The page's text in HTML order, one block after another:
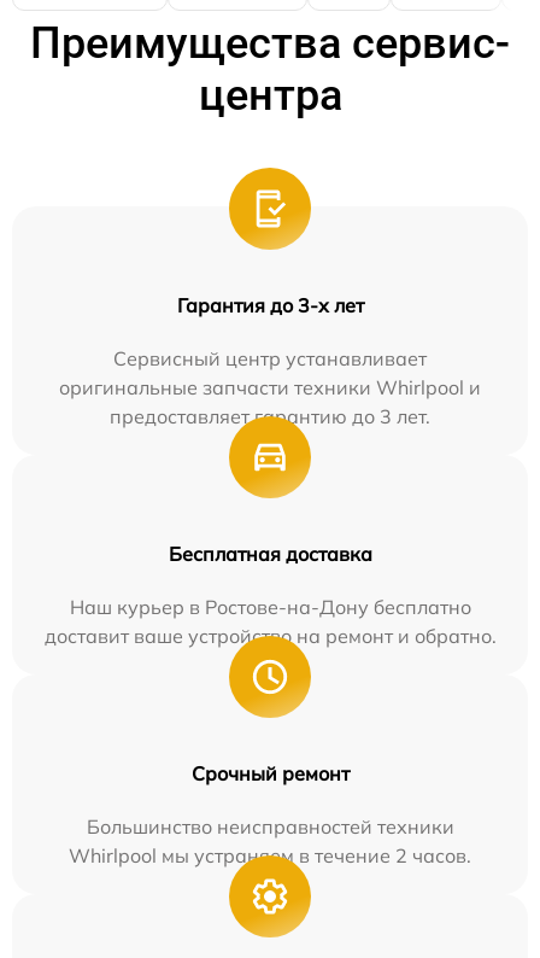
Преимущества сервис-
центра
Гарантия до 3-х лет
Сервисный центр устанавливает
оригинальные запчасти техники Whirlpool и
предоставляет гарантию до 3 лет.
Бесплатная доставка
Наш курьер в Ростове-на-Дону бесплатно
доставит ваше устройство на ремонт и обратно.
Срочный ремонт
Большинство неисправностей техники
Whirlpool мы устраняем в течение 2 часов.